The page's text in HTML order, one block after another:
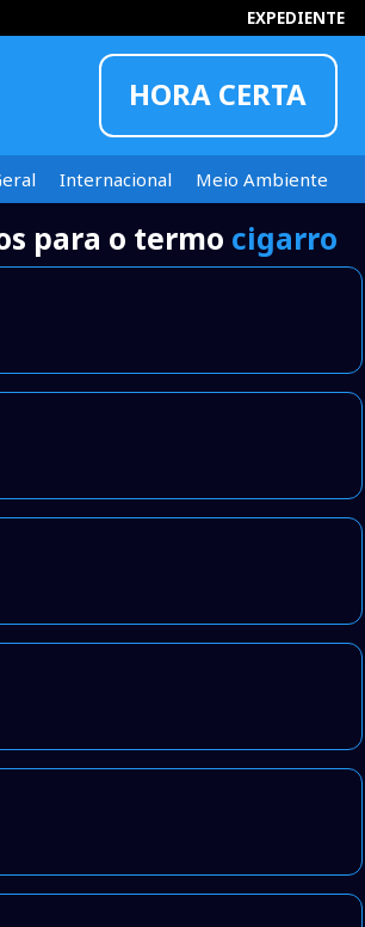
EXPEDIENTE
HORA CERTA
INFORMOU
Internacional
Meio Ambiente
para o termo cigarro